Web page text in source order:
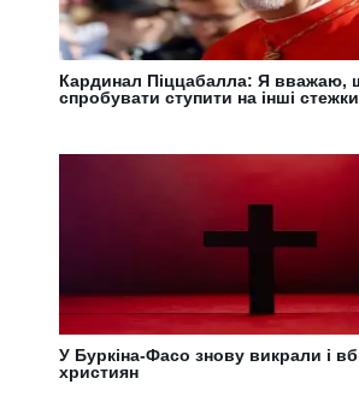
Кардинал Піццабалла: Я вважаю,
спробувати ступити на інші стежки
У Буркіна-Фасо знову викрали і
християн